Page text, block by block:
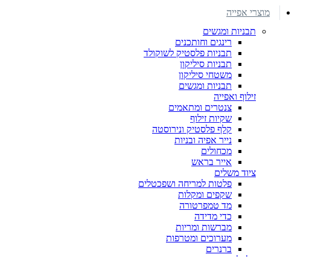
מוצרי אפייה
תבניות ומגשים
רינגים וחותכנים
תבניות פלסטיק לשוקולד
תבניות סיליקון
משטחי סיליקון
תבניות ומגשים
זילוף ואפייה
צנטרים ומתאמים
שקיות זילוף
קלף פלסטיק ונירוסטה
נייר אפיה ובניות
מכחולים
אייר בראש
ציוד משלים
פלטות למריחה ושפכטלים
שקפים ומקלות
מד טמפרטורה
כדי מדידה
מברשות ומריות
מערוכים ומטרפות
ברנרים